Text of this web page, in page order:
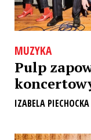
MUZYKA
Pulp
IZABELA PIECHOCKA